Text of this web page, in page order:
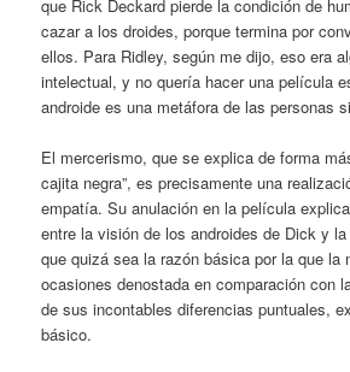
que Rick Deckard pierde la condición de
cazar a los droides, porque termina por
ellos. Para Ridley, según me dijo, eso era
intelectual, y no quería hacer una película
androide es una metáfora de las personas
El mercerismo, que se explica de forma
cajita negra”, es precisamente una
empatía. Su anulación en la película
entre la visión de los androides de Dick y
que quizá sea la razón básica por la que la
ocasiones denostada en comparación con
de sus incontables diferencias puntuales,
básico.